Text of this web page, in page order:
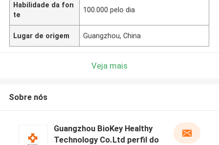
Habilidade da fon
te
100.000 pelo dia
Lugar de origem Guangzhou, China
Veja mais
Sobre nós
Guangzhou BioKey Healthy
Technology Co.Ltd perfil do